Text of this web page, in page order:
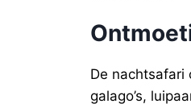
De nachtsafari
galago’s,